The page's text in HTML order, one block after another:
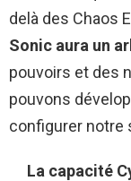
delà des Chaos
Sonic aura un
pouvoirs et des
pouvons
configurer notre
La capacité